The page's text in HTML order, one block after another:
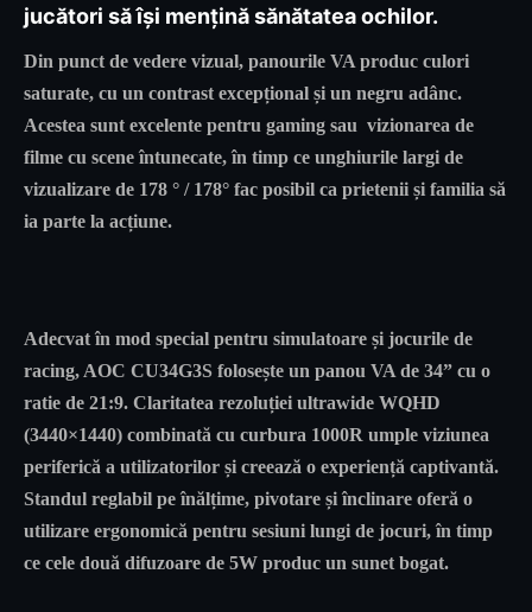
jucători să își mențină sănătatea ochilor.
Din punct de vedere vizual, panourile VA produc culori
saturate, cu un contrast excepțional și un negru adânc.
Acestea sunt excelente pentru gaming sau vizionarea de
filme cu scene întunecate, în timp ce unghiurile largi de
vizualizare de 178 ° / 178° fac posibil ca prietenii și familia să
ia parte la acțiune.
Adecvat în mod special pentru simulatoare și jocurile de
racing, AOC CU34G3S folosește un panou VA de 34” cu o
ratie de 21:9. Claritatea rezoluției ultrawide WQHD
(3440×1440) combinată cu curbura 1000R umple viziunea
periferică a utilizatorilor și creează o experiență captivantă.
Standul reglabil pe înălțime, pivotare și înclinare oferă o
utilizare ergonomică pentru sesiuni lungi de jocuri, în timp
ce cele două difuzoare de 5W produc un sunet bogat.